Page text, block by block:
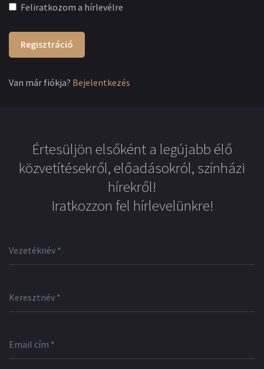
Feliratkozom a hírlevélre
Regisztráció
Van már fiókja? Bejelentkezés
Értesüljön elsőként a legújabb élő
közvetítésekről, előadásokról, színházi
hírekről!
Iratkozzon fel hírlevelünkre!